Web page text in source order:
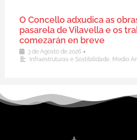
O Concello adxudica as
pasarela de Vilavella e os
comezarán en breve
3 de Agosto de 2026 •
Infraestruturas e Sostibilidade Medio